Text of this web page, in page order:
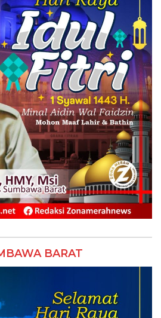
BARAT